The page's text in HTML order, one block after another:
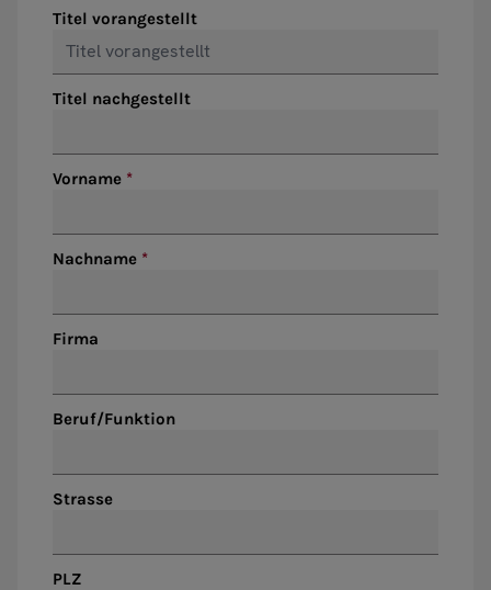
Titel vorangestellt
Titel nachgestellt
Vorname
Nachname
Firma
Beruf/Funktion
Strasse
PLZ